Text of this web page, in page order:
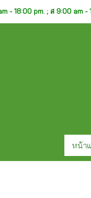
- 18:00 pm. ;ส 9:00 am -
หน้า